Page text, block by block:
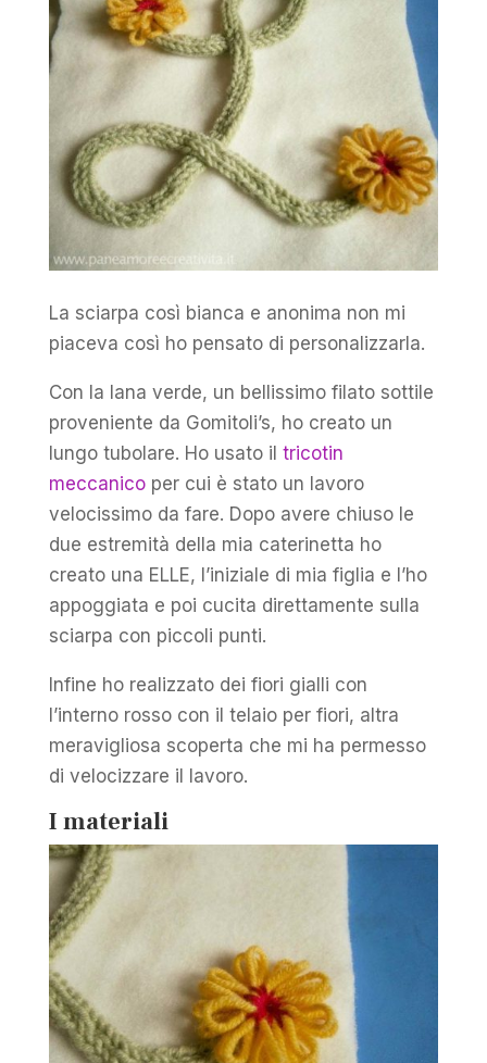
La sciarpa così bianca e anonima non mi
piaceva così ho pensato di personalizzarla.
Con la lana verde, un bellissimo filato sottile
proveniente da Gomitoli’s, ho creato un
lungo tubolare. Ho usato il tricotin
meccanicoper cui è stato un lavoro
velocissimo da fare. Dopo avere chiuso le
due estremità della mia caterinetta ho
creato una ELLE, l’iniziale di mia figlia e l’ho
appoggiata e poi cucita direttamente sulla
sciarpa con piccoli punti.
Infine ho realizzato dei fiori gialli con
l’interno rosso con il telaio per fiori, altra
meravigliosa scoperta che mi ha permesso
di velocizzare il lavoro.
I materiali